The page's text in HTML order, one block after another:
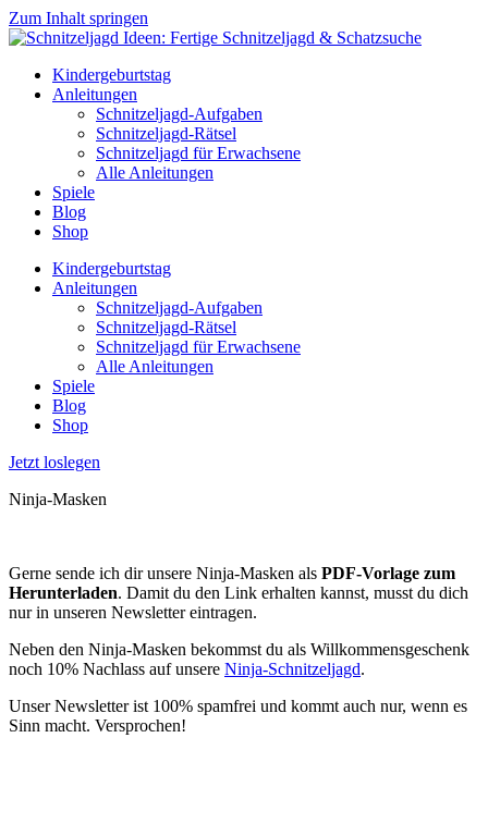
Zum Inhalt springen
Kindergeburtstag
Anleitungen
Schnitzeljagd-Aufgaben
Schnitzeljagd-Rätsel
Schnitzeljagd für Erwachsene
Alle Anleitungen
Spiele
Blog
Shop
Kindergeburtstag
Anleitungen
Schnitzeljagd-Aufgaben
Schnitzeljagd-Rätsel
Schnitzeljagd für Erwachsene
Alle Anleitungen
Spiele
Blog
Shop
Jetzt loslegen
Ninja-Masken
Gerne sende ich dir unsere Ninja-Masken als PDF-Vorlage zum
Herunterladen. Damit du den Link erhalten kannst, musst du dich
nur in unseren Newsletter eintragen.
Neben den Ninja-Masken bekommst du als Willkommensgeschenk
noch 10% Nachlass auf unsere Ninja-Schnitzeljagd.
Unser Newsletter ist 100% spamfrei und kommt auch nur, wenn es
Sinn macht. Versprochen!